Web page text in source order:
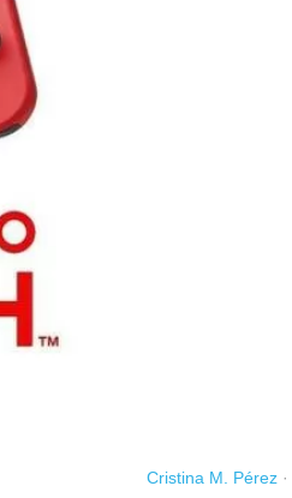
Cristina M. Pérez ·